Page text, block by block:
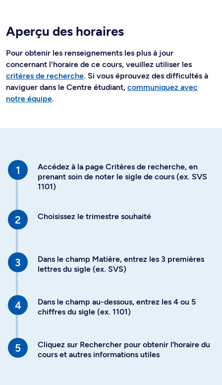
Aperçu des horaires
Pour obtenir les renseignements les plus à jour
concernant l'horaire de ce cours, veuillez utiliser les
critères de recherche. Si vous éprouvez des difficultés à
naviguer dans le Centre étudiant, communiquez avec
notre équipe.
Accédez à la page Critères de recherche, en
prenant soin de noter le sigle de cours (ex. SVS
1101)
Choisissez le trimestre souhaité
Dans le champ Matière, entrez les 3 premières
lettres du sigle (ex. SVS)
Dans le champ au-dessous, entrez les 4 ou 5
chiffres du sigle (ex. 1101)
Cliquez sur Rechercher pour obtenir l’horaire du
cours et autres informations utiles